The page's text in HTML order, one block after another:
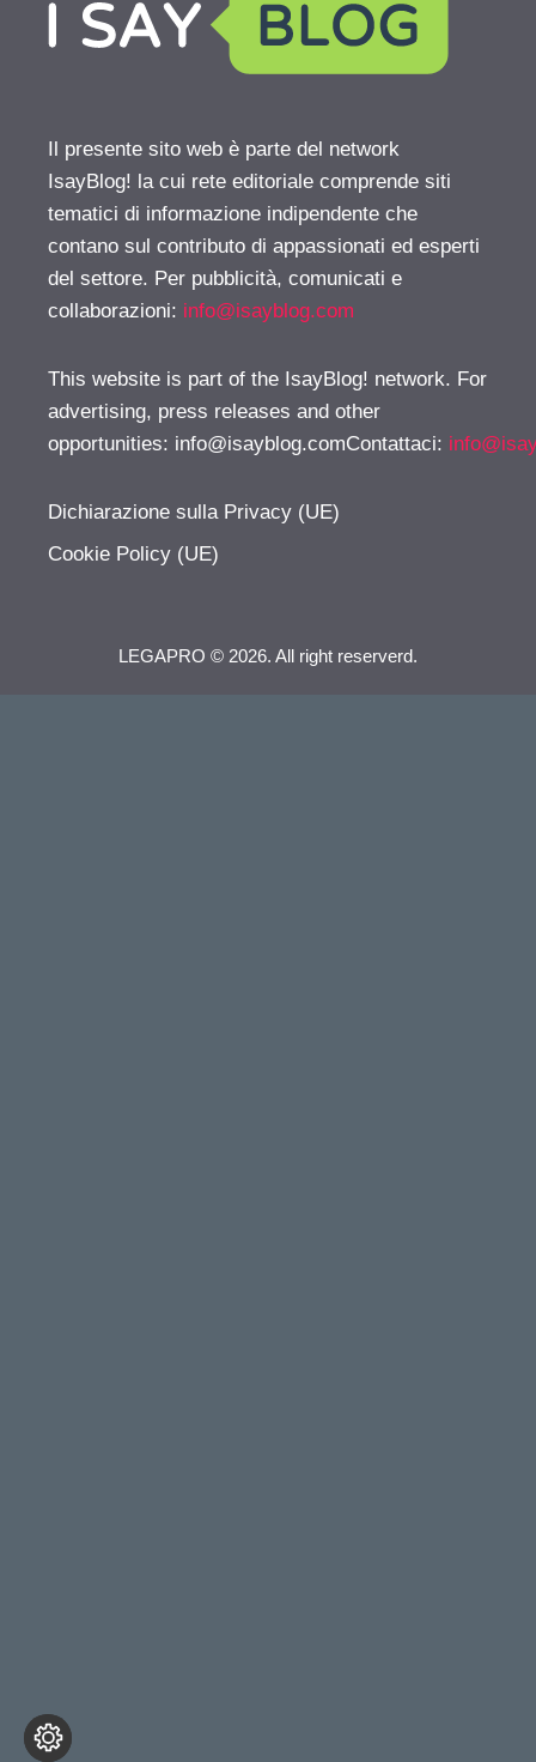
Il presente sito web è parte del network
IsayBlog! la cui rete editoriale comprende siti
tematici di informazione indipendente che
contano sul contributo di appassionati ed esperti
del settore. Per pubblicità, comunicati e
collaborazioni: info@isayblog.com
This website is part of the IsayBlog! network. For
advertising, press releases and other
opportunities: info@isayblog.comContattaci:
Dichiarazione sulla Privacy (UE)
Cookie Policy (UE)
LEGAPRO © 2026. All right reserverd.